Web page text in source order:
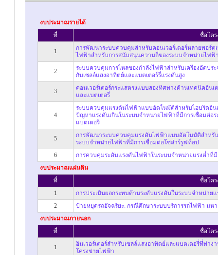
งบประมาณรายได้
ที่
ชื่อโคร
1
การพัฒนาระบบควบคุมสำหรับคอนเวอร์เตอร์หลายพอร์
ไฟฟ้าสำหรับการสนับสนุนความถี่ของระบบจำหน่ายไฟฟ้
2
ระบบควบคุมการไหลของกำลังไฟฟ้าสำหรับเครื่องอัดป
กับเซลล์แสงอาทิตย์และแบตเตอร์รี่แรงดันสูง
3
คอนเวอร์เตอร์กระแสตรงแบบสองทิศทางด้านเทคนิคอิน
และแบตเตอรี่
4
ระบบควบคุมแรงดันไฟฟ้าแบบอัตโนมัติสำหรับไฮบริดอิน
ปัญหาแรงดันเกินในระบบจำหน่ายไฟฟ้าที่มีการเชื่อมต่อ
แบตเตอรี่
5
การพัฒนาระบบควบคุมแรงดันไฟฟ้าแบบอัตโนมัติสำหรับ
ระบบจำหน่ายไฟฟ้าที่มีการเชื่อมต่อโซล่าร์รูฟท็อป
6
การควบคุมระดับแรงดันไฟฟ้าในระบบจำหน่ายแรงต่ำที่
งบประมาณแผ่นดิน
ที่
ชื่อโคร
1
การประเมินผลกระทบด้านระดับแรงดันในระบบจำหน่า
2
ป้ายหยุดรถอัจฉริยะ: กรณีศึกษาระบบบริการรถไฟฟ้า มหา
งบประมาณภายนอก
ที่
ชื่อโคร
1
อินเวอร์เตอร์สำหรับเซลล์แสงอาทิตย์และแบตเตอรี่ที่ทำ
โครงข่ายไฟฟ้า